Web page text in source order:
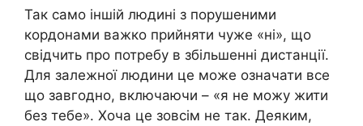
Так само іншій людині з порушеними
кордонами важко прийняти чуже «ні», що
свідчить про потребу в збільшенні дистанції.
Для залежної людини це може означати все
що завгодно, включаючи – «я не можу жити
без тебе». Хоча це зовсім не так. Деяким,